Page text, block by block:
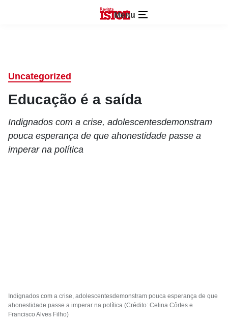
Menu
Uncategorized
Educação é a saída
Indignados com a crise, adolescentesdemonstram
pouca esperança de que ahonestidade passe a
imperar na política
Indignados com a crise, adolescentesdemonstram pouca esperança de que
ahonestidade passe a imperar na política (Crédito: Celina Côrtes e
Francisco Alves Filho)